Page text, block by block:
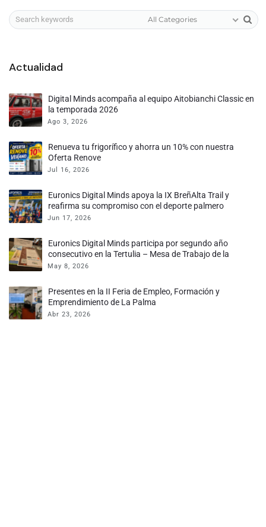
All Categories
Actualidad
Digital Minds acompaña al equipo Aitobianchi Classic en
la temporada 2026
Ago 3, 2026
Renueva tu frigorífico y ahorra un 10% con nuestra
Oferta Renove
Jul 16, 2026
Euronics Digital Minds apoya la IX BreñAlta Trail y
reafirma su compromiso con el deporte palmero
Jun 17, 2026
Euronics Digital Minds participa por segundo año
consecutivo en la Tertulia – Mesa de Trabajo de la
Comunidad de Canarias
May 8, 2026
Presentes en la II Feria de Empleo, Formación y
Emprendimiento de La Palma
Abr 23, 2026